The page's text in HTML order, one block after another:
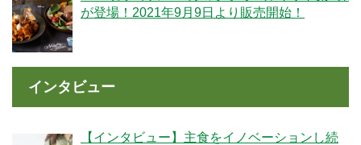
が登場！2021年9月9日より販売開始！
インタビュー
【インタビュー】主食をイノベーションし続